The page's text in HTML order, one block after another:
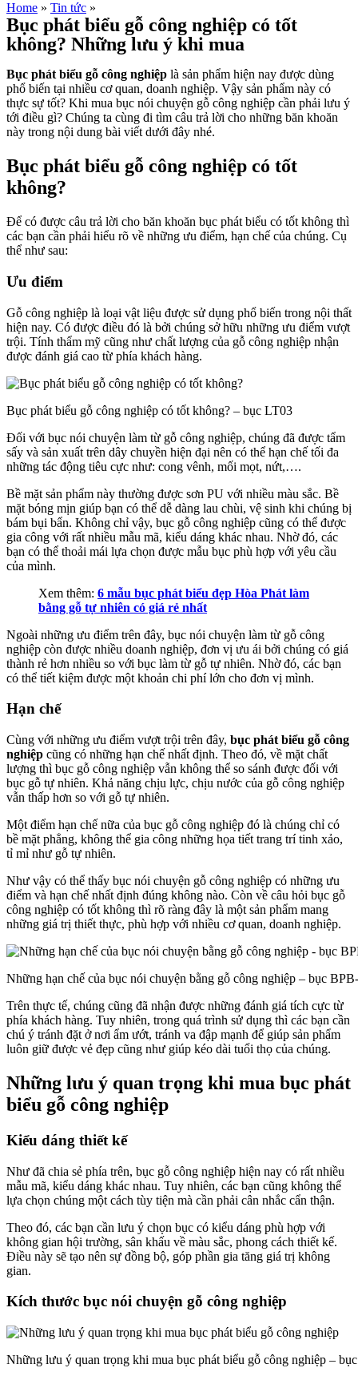
Home » Tin tức »
Bục phát biểu gỗ công nghiệp có tốt
không? Những lưu ý khi mua
Bục phát biểu gỗ công nghiệp là sản phẩm hiện nay được dùng
phổ biến tại nhiều cơ quan, doanh nghiệp. Vậy sản phẩm này có
thực sự tốt? Khi mua bục nói chuyện gỗ công nghiệp cần phải lưu ý
tới điều gì? Chúng ta cùng đi tìm câu trả lời cho những băn khoăn
này trong nội dung bài viết dưới đây nhé.
Bục phát biểu gỗ công nghiệp có tốt
không?
Để có được câu trả lời cho băn khoăn bục phát biểu có tốt không thì
các bạn cần phải hiểu rõ về những ưu điểm, hạn chế của chúng. Cụ
thể như sau:
Ưu điểm
Gỗ công nghiệp là loại vật liệu được sử dụng phổ biến trong nội thất
hiện nay. Có được điều đó là bởi chúng sở hữu những ưu điểm vượt
trội. Tính thẩm mỹ cũng như chất lượng của gỗ công nghiệp nhận
được đánh giá cao từ phía khách hàng.
Bục phát biểu gỗ công nghiệp có tốt không? – bục LT03
Đối với bục nói chuyện làm từ gỗ công nghiệp, chúng đã được tẩm
sấy và sản xuất trên dây chuyền hiện đại nên có thể hạn chế tối đa
những tác động tiêu cực như: cong vênh, mối mọt, nứt,….
Bề mặt sản phẩm này thường được sơn PU với nhiều màu sắc. Bề
mặt bóng mịn giúp bạn có thể dễ dàng lau chùi, vệ sinh khi chúng bị
bám bụi bẩn. Không chỉ vậy, bục gỗ công nghiệp cũng có thể được
gia công với rất nhiều mẫu mã, kiểu dáng khác nhau. Nhờ đó, các
bạn có thể thoải mái lựa chọn được mẫu bục phù hợp với yêu cầu
của mình.
Xem thêm: 6 mẫu bục phát biểu đẹp Hòa Phát làm
bằng gỗ tự nhiên có giá rẻ nhất
Ngoài những ưu điểm trên đây, bục nói chuyện làm từ gỗ công
nghiệp còn được nhiều doanh nghiệp, đơn vị ưu ái bởi chúng có giá
thành rẻ hơn nhiều so với bục làm từ gỗ tự nhiên. Nhờ đó, các bạn
có thể tiết kiệm được một khoản chi phí lớn cho đơn vị mình.
Hạn chế
Cùng với những ưu điểm vượt trội trên đây, bục phát biểu gỗ công
nghiệp cũng có những hạn chế nhất định. Theo đó, về mặt chất
lượng thì bục gỗ công nghiệp vẫn không thể so sánh được đối với
bục gỗ tự nhiên. Khả năng chịu lực, chịu nước của gỗ công nghiệp
vẫn thấp hơn so với gỗ tự nhiên.
Một điểm hạn chế nữa của bục gỗ công nghiệp đó là chúng chỉ có
bề mặt phẳng, không thể gia công những họa tiết trang trí tinh xảo,
tỉ mỉ như gỗ tự nhiên.
Như vậy có thể thấy bục nói chuyện gỗ công nghiệp có những ưu
điểm và hạn chế nhất định đúng không nào. Còn về câu hỏi bục gỗ
công nghiệp có tốt không thì rõ ràng đây là một sản phẩm mang
những giá trị thiết thực, phù hợp với nhiều cơ quan, doanh nghiệp.
Những hạn chế của bục nói chuyện bằng gỗ công nghiệp – bục
Trên thực tế, chúng cũng đã nhận được những đánh giá tích cực từ
phía khách hàng. Tuy nhiên, trong quá trình sử dụng thì các bạn cần
chú ý tránh đặt ở nơi ẩm ướt, tránh va đập mạnh để giúp sản phẩm
luôn giữ được vẻ đẹp cũng như giúp kéo dài tuổi thọ của chúng.
Những lưu ý quan trọng khi mua bục phát
biểu gỗ công nghiệp
Kiểu dáng thiết kế
Như đã chia sẻ phía trên, bục gỗ công nghiệp hiện nay có rất nhiều
mẫu mã, kiểu dáng khác nhau. Tuy nhiên, các bạn cũng không thể
lựa chọn chúng một cách tùy tiện mà cần phải cân nhắc cẩn thận.
Theo đó, các bạn cần lưu ý chọn bục có kiểu dáng phù hợp với
không gian hội trường, sân khấu về màu sắc, phong cách thiết kế.
Điều này sẽ tạo nên sự đồng bộ, góp phần gia tăng giá trị không
gian.
Kích thước bục nói chuyện gỗ công nghiệp
Những lưu ý quan trọng khi mua bục phát biểu gỗ công nghiệp –